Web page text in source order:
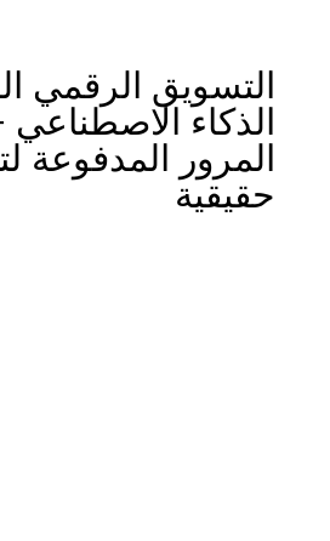
التسويق الرقمي
الذكاء
المرور المدفوعة
حقيقية